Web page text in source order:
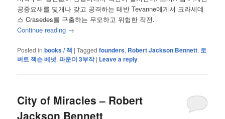
공중요새를 몇개나 갖고 공격하는 테반 Tevanne에게서 크라세데
스 Crasedes를 구출하는 무모하고 위험한 작전.
Continue reading →
Posted in books / 책 |Tagged founders, Robert Jackson Bennett, 로
버트 잭슨 베넷,파운더 3부작 | Leave a reply
City of Miracles – Robert
Jackson Bennett